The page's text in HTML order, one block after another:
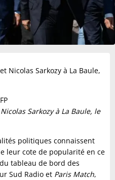
Sarkozy à La Baule, le
politiques connaissent
leur cote de popularité en ce
tableau de bord des
Sud Radio et Paris Match,